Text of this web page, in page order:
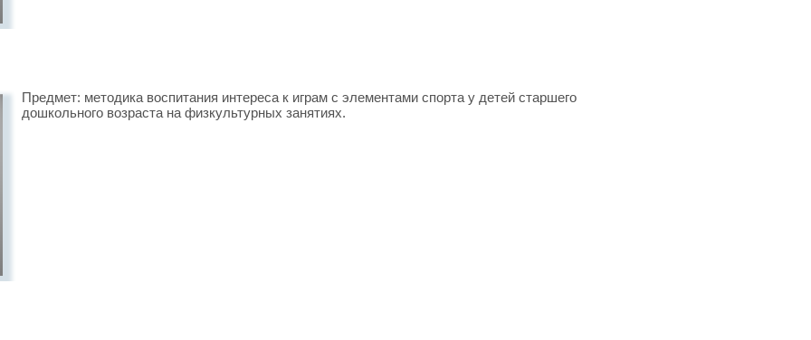
Предмет: методика воспитания интереса к играм с элементами спорта у детей старшего
дошкольного возраста на физкультурных занятиях.